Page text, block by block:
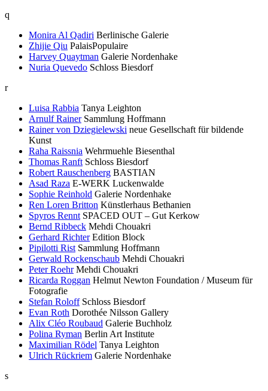
q
Monira Al Qadiri Berlinische Galerie
Zhijie Qiu PalaisPopulaire
Harvey Quaytman Galerie Nordenhake
Nuria Quevedo Schloss Biesdorf
r
Luisa Rabbia Tanya Leighton
Arnulf Rainer Sammlung Hoffmann
Rainer von Dziegielewski neue Gesellschaft für bildende
Kunst
Raha Raissnia Wehrmuehle Biesenthal
Thomas Ranft Schloss Biesdorf
Robert Rauschenberg BASTIAN
Asad Raza E-WERK Luckenwalde
Sophie Reinhold Galerie Nordenhake
Ren Loren Britton Künstlerhaus Bethanien
Spyros Rennt SPACED OUT – Gut Kerkow
Bernd Ribbeck Mehdi Chouakri
Gerhard Richter Edition Block
Pipilotti Rist Sammlung Hoffmann
Gerwald Rockenschaub Mehdi Chouakri
Peter Roehr Mehdi Chouakri
Ricarda Roggan Helmut Newton Foundation / Museum für
Fotografie
Stefan Roloff Schloss Biesdorf
Evan Roth Dorothée Nilsson Gallery
Alix Cléo Roubaud Galerie Buchholz
Polina Ryman Berlin Art Institute
Maximilian Rödel Tanya Leighton
Ulrich Rückriem Galerie Nordenhake
s